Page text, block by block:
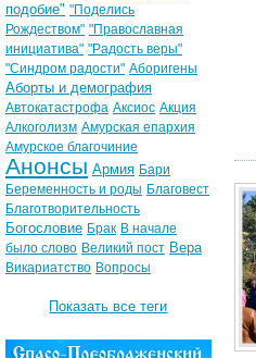
подобие" "Поделись
Рождеством" "Православная
инициатива" "Радость веры"
"Синдром радости" Аборигены
Аборты и демография
Автокатастрофа Аксиос Акция
Алкоголизм Амурская епархия
Амурское благочиние
Анонсы Армия Бари
Беременность и роды Благовест
Благотворительность
Богословие Брак В начале
было слово Великий пост Вера
Викариатство Вопросы
Показать все теги